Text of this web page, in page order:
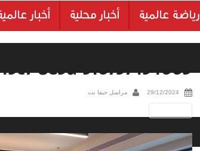
رياضة عالمية أخبار محلية أخبار
8e3d-516737454669
29/12/2024 مراسل حيفا نت